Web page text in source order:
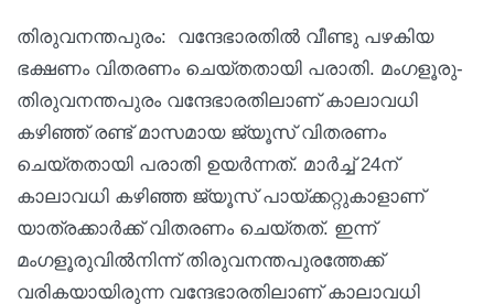
തിരുവനന്തപുരം: വന്ദേഭാരതിൽ വീണ്ടു പഴകിയ
ഭക്ഷണം വിതരണം ചെയ്തതായി പരാതി. മംഗളൂരു-
തിരുവനന്തപുരം വന്ദേഭാരതിലാണ് കാലാവധി
കഴിഞ്ഞ് രണ്ട് മാസമായ ജ്യൂസ് വിതരണം
ചെയ്തതായി പരാതി ഉയർന്നത്. മാർച്ച് 24ന്
കാലാവധി കഴിഞ്ഞ ജ്യൂസ് പായ്ക്കറ്റുകാളാണ്
യാത്രക്കാർക്ക് വിതരണം ചെയ്തത്. ഇന്ന്
മംഗളൂരുവില്‍നിന്ന് തിരുവനന്തപുരത്തേക്ക്
വരികയായിരുന്ന വന്ദേഭാരതിലാണ് കാലാവധി